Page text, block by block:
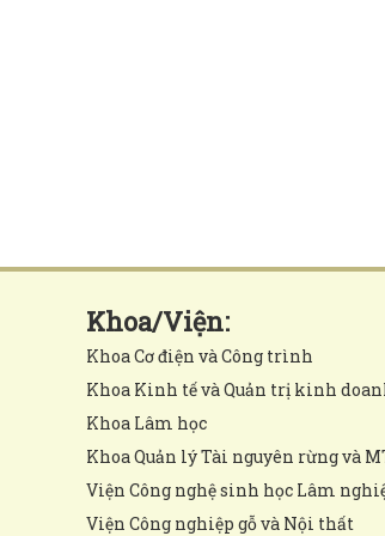
Khoa/Viện:
Khoa Cơ điện và Công trình
Khoa Kinh tế và Quản trị kinh
Khoa Lâm học
Khoa Quản lý Tài nguyên rừng và
Viện Công nghệ sinh học Lâm
Viện Công nghiệp gỗ và Nội thất